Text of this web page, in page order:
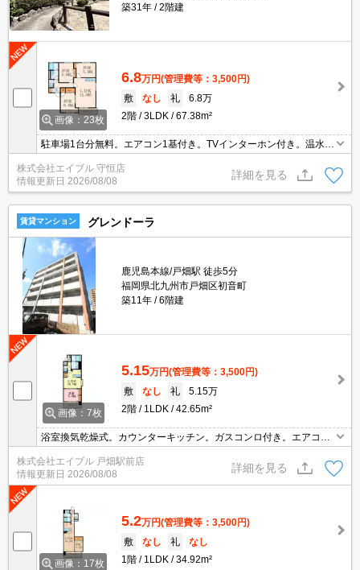
築31年
2階建
画像：23枚
6.8万円(管理費等：3,500円)
敷
なし 礼
6.8万
2階
3LDK 67.38m²
駐車場1台分無料。エアコン1基付き。TVインターホン付き。温水洗
の0.55ヵ月分(税込)。清掃費85,800円。鍵交換代19,800円。
株式会社エイブル 守恒店
情報更新日 2026/08/08
詳細を見る
賃貸マンション グレンドーラ
鹿児島本線/戸畑駅 徒歩5分
福岡県北九州市戸畑区初音町
築11年
6階建
画像：7枚
5.15万円(管理費等：3,500円)
敷
なし 礼
5.15万
2階
1LDK 42.65m²
浴室換気乾燥式。カウンターキッチン。ガスコンロ付き。エアコン
円、月次保証料2.2%)。都市ガス使用。
株式会社エイブル 戸畑駅前店
情報更新日 2026/08/08
詳細を見る
画像：17枚
5.2万円(管理費等：3,500円)
敷
なし 礼
なし
1階
1LDK 34.92m²